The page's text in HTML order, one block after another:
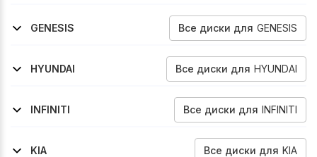
2011-2015
2011-2015
GENESIS
Все диски для GENESIS
2017-2020
2021-2026
HYUNDAI
Все диски для HYUNDAI
2014-2017
2012-2016
INFINITI
Все диски для INFINITI
2016-2020
KIA
Все диски для KIA